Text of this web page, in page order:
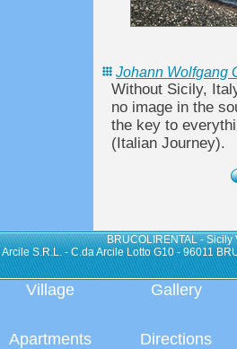
Johann Wolfgang
Without Sicily,
no image in the
the key to
(Italian Journey).
BRUCOLIRENTAL -
Arcile S.R.L. - C.da Arcile Lotto G10 - 96011
Village Gallery
Apartments Directions